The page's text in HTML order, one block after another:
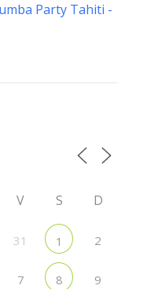
Party Tahiti -
V S D
31 1 2
7 8 9